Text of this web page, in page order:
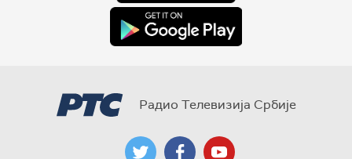
Радио Телевизија Србије